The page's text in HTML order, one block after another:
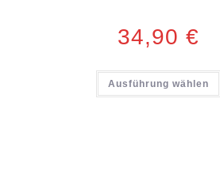
34,90€
Ausführung wählen